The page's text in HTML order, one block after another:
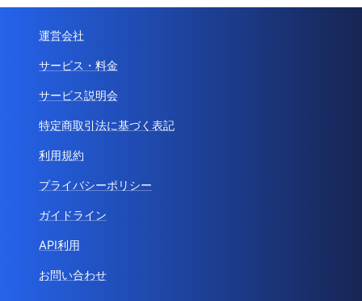
運営会社
サービス・料金
サービス説明会
特定商取引法に基づく表記
利用規約
プライバシーポリシー
ガイドライン
API利用
お問い合わせ